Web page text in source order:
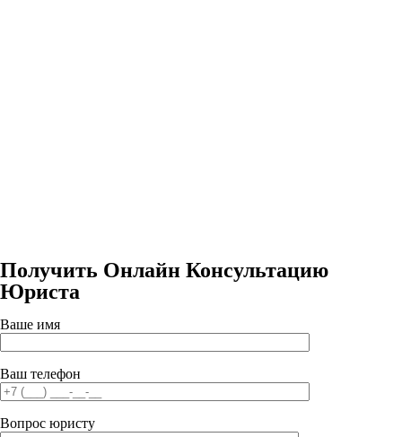
Получить Онлайн Консультацию
Юриста
Ваше имя
Ваш телефон
Вопрос юристу